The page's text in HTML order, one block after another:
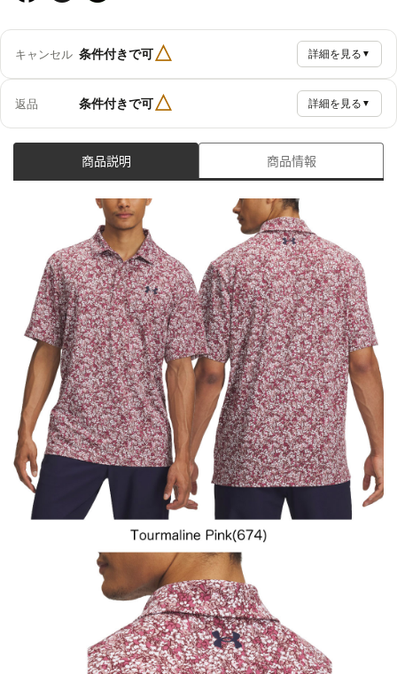
キャンセル 条件付きで可△ 詳細を見る ▼
返品 条件付きで可△ 詳細を見る ▼
商品説明 商品情報